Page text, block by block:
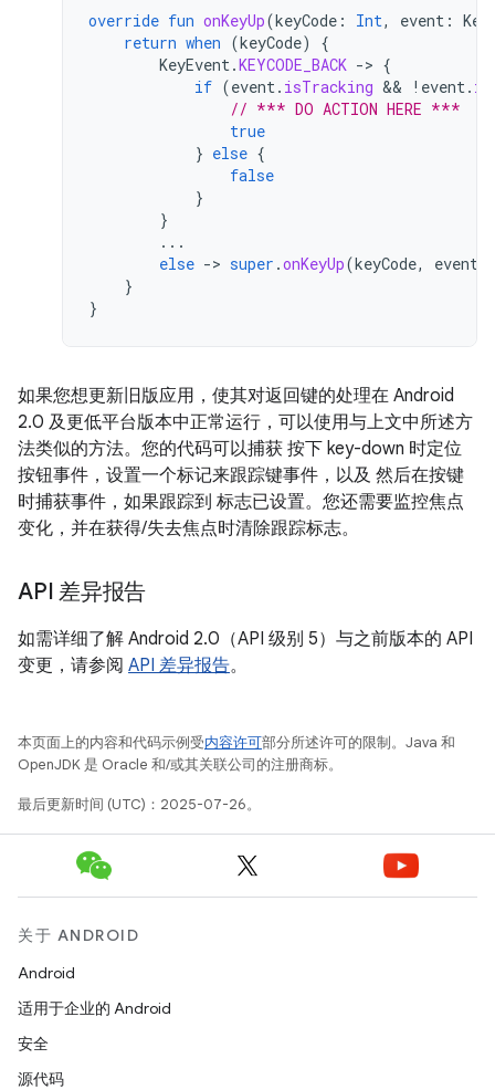
override fun onKeyUp(keyCode : Int, event :
return when (keyCode)
{
KeyEvent.KEYCODE_BACK -> {
if (event. isTracking && ! event.
// *** DO ACTION HERE ***
true
} else {
false
}
}
...
else -> super .onKeyUp(keyCode, event
}
}
如果您想更新旧版应用，使其对返回键的处理在 Android
2.0 及更低平台版本中正常运行，可以使用与上文中所述方
法类似的方法。您的代码可以捕获 按下 key-down 时定位
按钮事件，设置一个标记来跟踪键事件，以及 然后在按键
时捕获事件，如果跟踪到 标志已设置。您还需要监控焦点
变化，并在获得/失去焦点时清除跟踪标志。
API 差异报告
如需详细了解 Android 2.0（API 级别 5）与之前版本的 API
变更，请参阅 API 差异报告。
本页面上的内容和代码示例受内容许可部分所述许可的限制。Java 和
OpenJDK 是 Oracle 和/或其关联公司的注册商标。
最后更新时间 (UTC)：2025-07-26。
关于 ANDROID
Android
适用于企业的 Android
安全
源代码